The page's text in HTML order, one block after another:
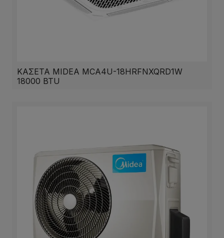
ΚΑΣΕΤΑ MIDEA MCA4U-18HRFNXQRD1W
18000 BTU